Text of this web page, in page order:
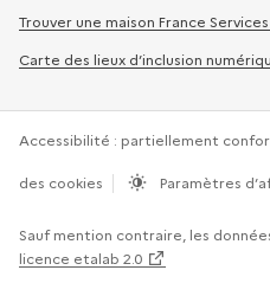
Trouver une maison France Services
Carte des lieux d’inclusion
Accessibilité : partiellement
des cookies Paramètres
Sauf mention contraire, les
licence etalab 2.0